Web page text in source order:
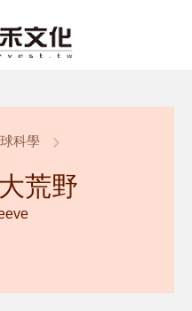
科學
荒野